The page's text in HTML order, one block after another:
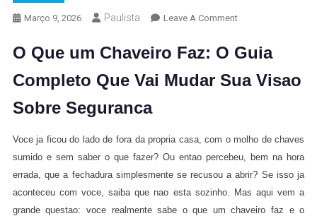
Março 9, 2026 Paulista Leave A CommentOn
Que
Chaveiro
O Que um Chaveiro Faz: O Guia
Completo Que Vai Mudar Sua Visao
Sobre Seguranca
Voce ja ficou do lado de fora da propria casa, com o molho de chaves
sumido e sem saber o que fazer? Ou entao percebeu, bem na hora
errada, que a fechadura simplesmente se recusou a abrir? Se isso ja
aconteceu com voce, saiba que nao esta sozinho. Mas aqui vem a
grande questao: voce realmente sabe o que um chaveiro faz e o